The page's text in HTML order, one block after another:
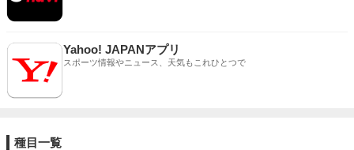
Yahoo! JAPANアプリ
スポーツ情報やニュース、天気もこれひとつで
種目一覧